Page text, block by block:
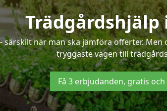
Trädgårdshjälp
särskilt när man ska jämföra offerter.
tryggaste vägen till
Få 3 erbjudanden, gratis